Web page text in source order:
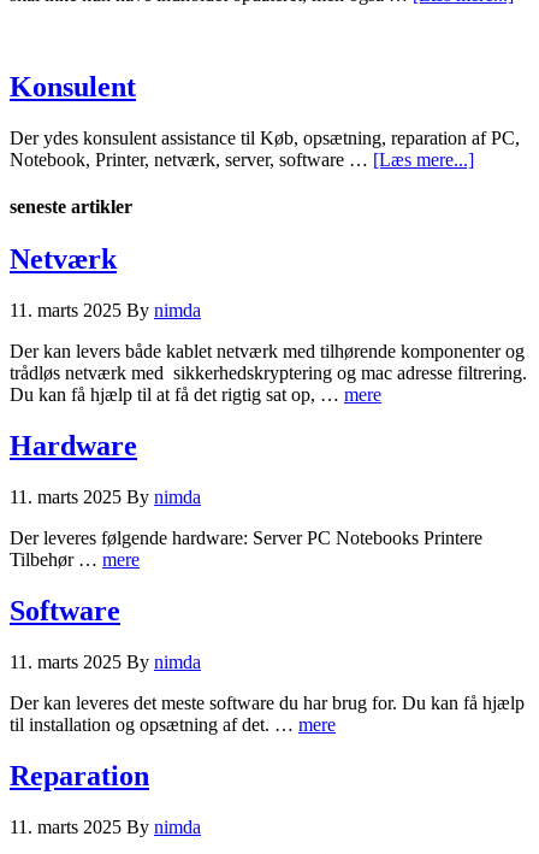
Konsulent
Der ydes konsulent assistance til Køb, opsætning, reparation af PC,
Notebook, Printer, netværk, server, software … [Læs mere...]
seneste artikler
Netværk
11. marts 2025 By nimda
Der kan levers både kablet netværk med tilhørende komponenter og
trådløs netværk med sikkerhedskryptering og mac adresse filtrering.
Du kan få hjælp til at få det rigtig sat op, … mere
Hardware
11. marts 2025 By nimda
Der leveres følgende hardware: Server PC Notebooks Printere
Tilbehør … mere
Software
11. marts 2025 By nimda
Der kan leveres det meste software du har brug for. Du kan få hjælp
til installation og opsætning af det. … mere
Reparation
11. marts 2025 By nimda